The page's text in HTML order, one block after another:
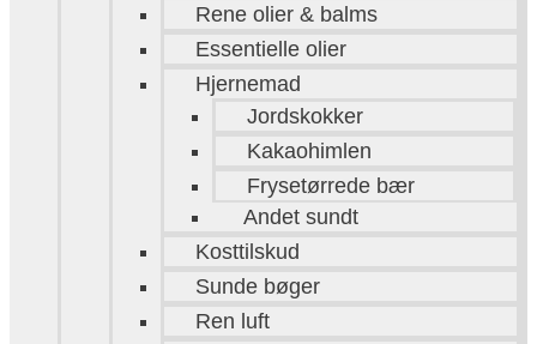
Rene olier & balms
Essentielle olier
Hjernemad
Jordskokker
Kakaohimlen
Frysetørrede bær
Andet sundt
Kosttilskud
Sunde bøger
Ren luft